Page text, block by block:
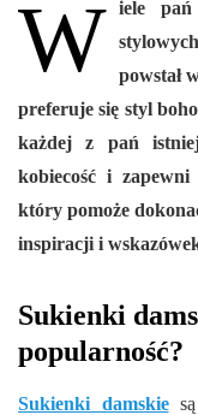
W iele
powstał
preferuje się styl
każdej z pań
kobiecość i
który pomoże
inspiracji i
Sukienki
popularność?
Sukienki damskiesą